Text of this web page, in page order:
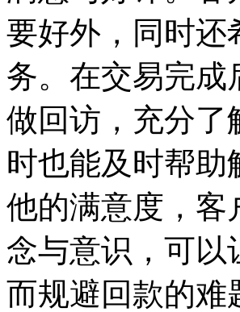
要好外，同时还
务。在交易完成
做回访，充分了
时也能及时帮助
他的满意度，客
念与意识，可以
而规避回款的难